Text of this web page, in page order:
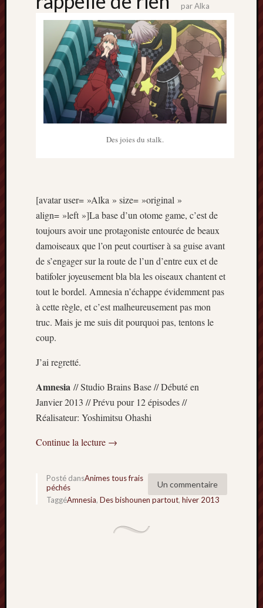
parAlka
Des joies du stalk.
[avatar user= »Alka » size= »original »
align= »left »]La base d’un otome game, c’est de
toujours avoir une protagoniste entourée de beaux
damoiseaux que l’on peut courtiser à sa guise avant
de s’engager sur la route de l’un d’entre eux et de
batifoler joyeusement bla bla les oiseaux chantent et
tout le bordel. Amnesia n’échappe évidemment pas
à cette règle, et c’est malheureusement pas mon
truc. Mais je me suis dit pourquoi pas, tentons le
coup.
J’ai regretté.
Amnesia // Studio Brains Base // Débuté en
Janvier 2013 // Prévu pour 12 épisodes //
Réalisateur: Yoshimitsu Ohashi
Continue la lecture →
Un commentaire
Posté dansAnimes tous frais
péchés
TaggéAmnesia, Des bishounen partout, hiver 2013